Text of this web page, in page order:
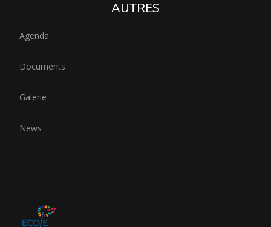
AUTRES
Agenda
Documents
Galerie
News